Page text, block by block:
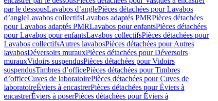
par le dessousLavabos d’anglePièces détachées pour Lavabos
d’angleLavabos collectifsLavabos adaptés PMRPièces détachées
pour Lavabos adaptés PMRLavabos pour enfantsPièces détachées
pour Lavabos pour enfantsLavabos collectifsPièces détachées pour
Lavabos collectifsAutres lavabosPièces détachées pour Autres
lavabosDéversoirs murauxPièces détachées pour Déversoirs
murauxVidoirs suspendusPièces détachées pour Vidoirs
suspendusTimbres dʼofficePièces détachées pour Timbres
dʼofficeCuves de laboratoirePièces détachées pour Cuves de
laboratoireÉviers à encastrerPièces détachées pour Éviers à
encastrerÉviers à poserPièces détachées pour Éviers à